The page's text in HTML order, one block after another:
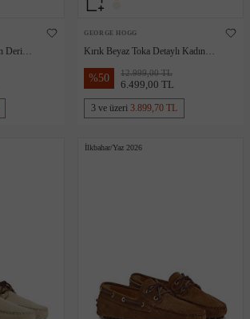
Deri
GEORGE HOGG
Kırık Beyaz Toka Detaylı Kadın
Deri Loafer
%50 12.999,00 TL
6.499,00 TL
3 ve üzeri 3.899,70 TL
İlkbahar/Yaz 2026